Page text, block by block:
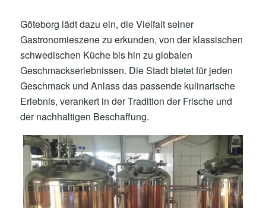
Göteborg lädt dazu ein, die Vielfalt seiner
Gastronomieszene zu erkunden, von der klassischen
schwedischen Küche bis hin zu globalen
Geschmackserlebnissen. Die Stadt bietet für jeden
Geschmack und Anlass das passende kulinarische
Erlebnis, verankert in der Tradition der Frische und
der nachhaltigen Beschaffung.